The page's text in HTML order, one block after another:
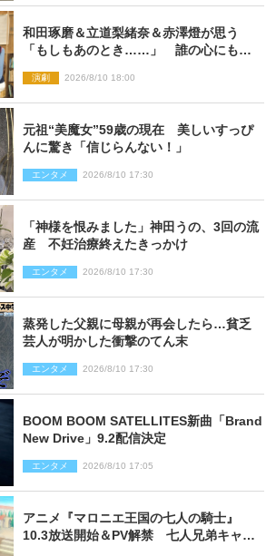
和田琢磨＆立道梨緒奈＆赤澤燈が思う
「もしもあのとき……」 誰の心にもあ
思い
演劇 2026/8/10 18:00
元祖“美魔女”59歳の現在 美しいすっぴ
んに驚き「信じらんない！」
エンタメ 2026/8/10 17:30
「神様を恨みました」神田うの、3回の流
産 不妊治療終えたきっかけ
エンタメ 2026/8/10 17:30
蒸発した父親に母親が再会したら…貧乏
芸人が明かした衝撃のてん末
エンタメ 2026/8/10 17:30
BOOM BOOM SATELLITES新曲「Brand
New Drive」9.2配信決定
エンタメ 2026/8/10 17:05
アニメ『マロニエ王国の七人の騎士』
10.3放送開始＆PV解禁 七人兄弟キャス